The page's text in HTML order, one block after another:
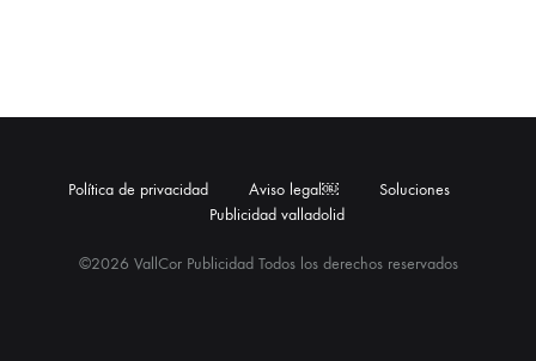
©2026 VallCor Publicidad Todos los derechos reservados
Política de privacidad Aviso legal￼
Soluciones
Publicidad valladolid